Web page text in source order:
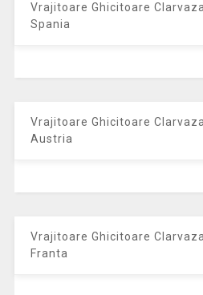
Vrajitoare Ghicitoare
Spania
Vrajitoare Ghicitoare
Austria
Vrajitoare Ghicitoare
Franta